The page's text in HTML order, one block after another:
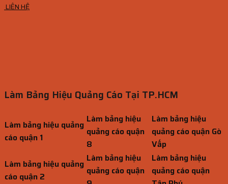
LIÊN HỆ
Làm Bảng Hiệu Quảng Cáo Tại TP.HCM
Làm bảng hiệu quảng
cáo quận 1
Làm bảng hiệu
quảng cáo quận
8
Làm bảng hiệu
quảng cáo quận Gò
Vấp
Làm bảng hiệu quảng
cáo quận 2
Làm bảng hiệu
quảng cáo quận
Làm bảng hiệu
quảng cáo quận